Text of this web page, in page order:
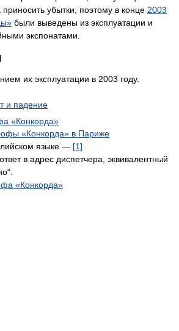
убытки, поэтому в конце 2003
были выведены из эксплуатации и
экспонатами.
их эксплуатации в 2003 году.
и падение
«Конкорда»
«Конкорда» в Париже
языке — [1]
в адрес диспетчера, эквивалентный
«Конкорда»